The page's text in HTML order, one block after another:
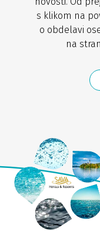
s klikom na
o obdelavi
na